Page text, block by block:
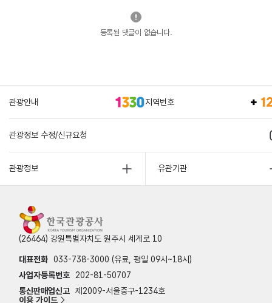
등록된 댓글이 없습니다.
관광안내 지역번호
관광정보 수정/신규요청
관광정보 유관기관
(26464) 강원특별자치도 원주시 세계로 10
대표전화 033-738-3000 (유료, 평일 09시~18시)
사업자등록번호
202-81-50707
통신판매업신고 제2009-서울중구-1234호
이용 가이드